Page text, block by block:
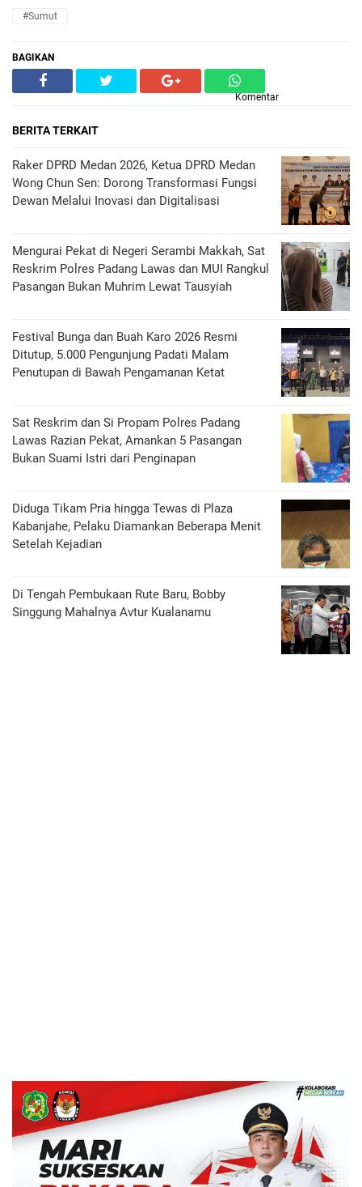
#Sumut
BAGIKAN
Komentar
BERITA TERKAIT
Raker DPRD Medan 2026, Ketua DPRD Medan
Wong Chun Sen: Dorong Transformasi Fungsi
Dewan Melalui Inovasi dan Digitalisasi
Mengurai Pekat di Negeri Serambi Makkah, Sat
Reskrim Polres Padang Lawas dan MUI Rangkul
Pasangan Bukan Muhrim Lewat Tausyiah
Festival Bunga dan Buah Karo 2026 Resmi
Ditutup, 5.000 Pengunjung Padati Malam
Penutupan di Bawah Pengamanan Ketat
Sat Reskrim dan Si Propam Polres Padang
Lawas Razian Pekat, Amankan 5 Pasangan
Bukan Suami Istri dari Penginapan
Diduga Tikam Pria hingga Tewas di Plaza
Kabanjahe, Pelaku Diamankan Beberapa Menit
Setelah Kejadian
Di Tengah Pembukaan Rute Baru, Bobby
Singgung Mahalnya Avtur Kualanamu